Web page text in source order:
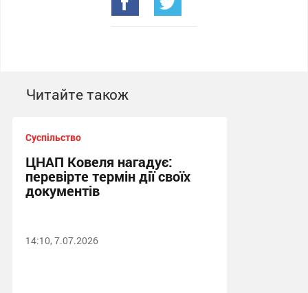
Читайте також
Суспільство
ЦНАП Ковеля нагадує:
перевірте термін дії своїх
документів
14:10, 7.07.2026